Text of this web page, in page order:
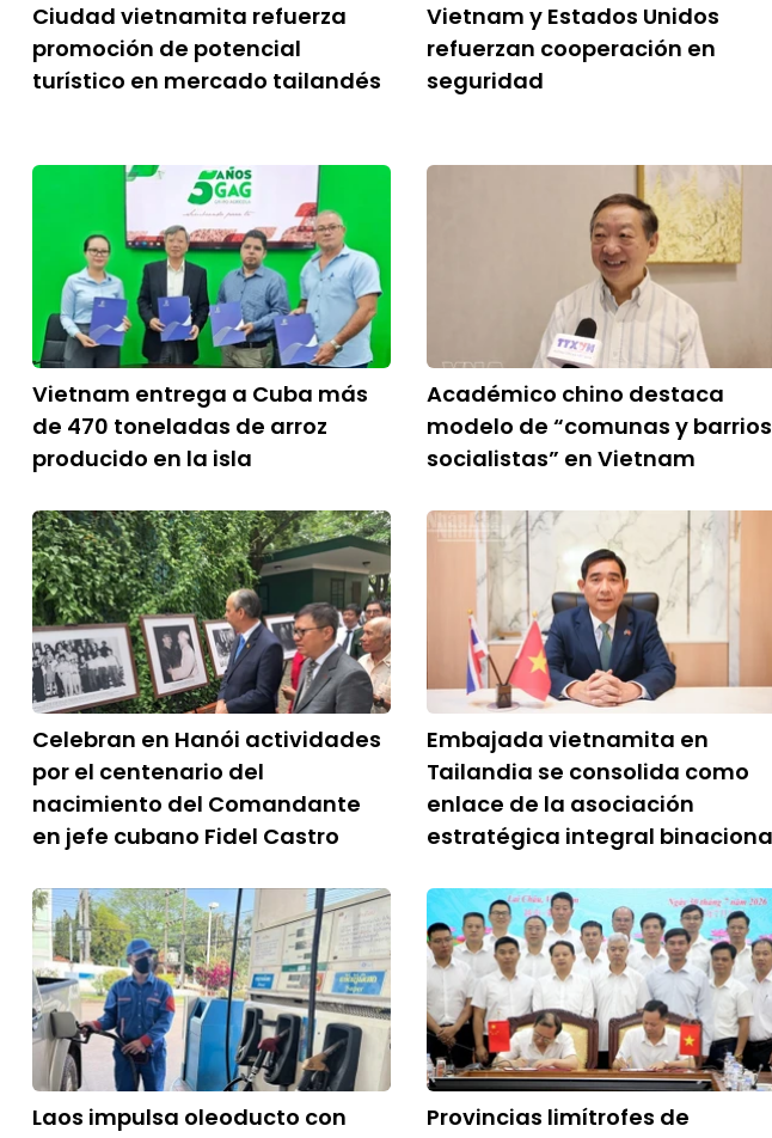
Ciudad vietnamita refuerza
promoción de potencial
turístico en mercado tailandés
Vietnam y Estados Unidos
refuerzan cooperación en
seguridad
Vietnam entrega a Cuba más
de 470 toneladas de arroz
producido en la isla
Académico chino destaca
modelo de “comunas y barrios
socialistas” en Vietnam
Celebran en Hanói actividades
por el centenario del
nacimiento del Comandante
en jefe cubano Fidel Castro
Embajada vietnamita en
Tailandia se consolida como
enlace de la asociación
estratégica integral
Laos impulsa oleoducto con
Provincias limítrofes de